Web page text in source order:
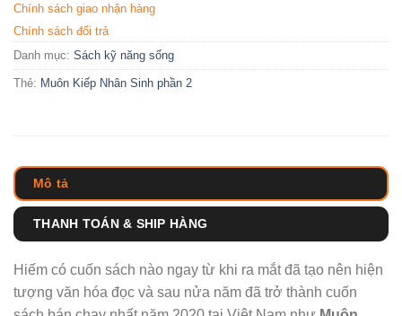
Chính sách giao nhận hàng
Chính sách đổi trả
Danh mục: Sách kỹ năng sống
Thẻ: Muôn Kiếp Nhân Sinh phần 2
Mô tả
THANH TOÁN & SHIP HÀNG
Hiếm có cuốn sách nào ngay từ khi ra mắt đã tạo nên hiện
tượng văn hóa đọc và sau nửa năm đã trở thành cuốn